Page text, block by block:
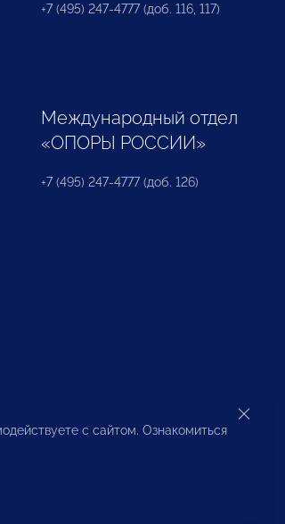
+7 (495) 247-4777 (доб. 116, 117)
Международный отдел
«ОПОРЫ РОССИИ»
+7 (495) 247-4777 (доб. 126)
с сайтом. Ознакомиться